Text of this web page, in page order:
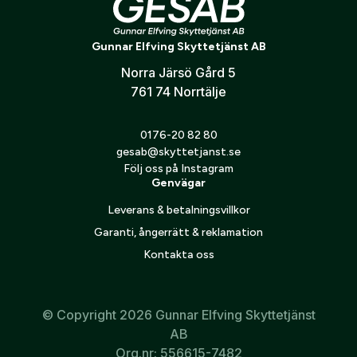
säker effekt, samtidigt som köttförstöringen hålls på en
balanserad nivå. Powerhead Blade är ett utmärkt val för
både smygjakt och passjakt där träffsäkerhet och
Verifiera e-post:*
personuppgiftspolicy .
Gunnar Elfving Skyttetjänst AB
Norra Järsö Gård 5
761 74 Norrtälje
0176-20 82 80
gesab@skyttetjanst.se
Följ oss på Instagram
Genvägar
Leverans & betalningsvillkor
Garanti, ångerrätt & reklamation
Kontakta oss
© Copyright 2026 Gunnar Elfving Skyttetjänst
AB
Org.nr: 556615-7482